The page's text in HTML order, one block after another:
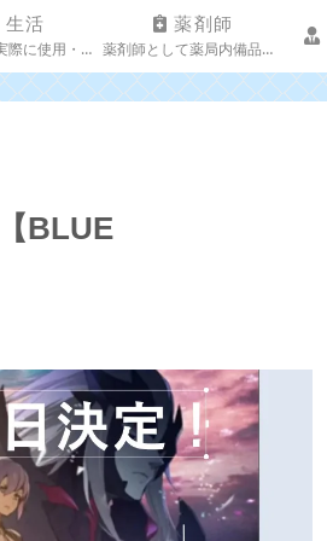
生活
日常で私が実際に使用・利用した生活の品・家電などについての記事
薬剤師
薬剤師として薬局内備品の紹介や薬事関係についての記事
BLUE